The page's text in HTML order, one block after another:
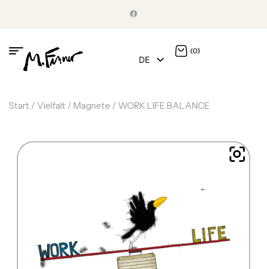
DE
(0)
Start / Vielfalt / Magnete / WORK LIFE BALANCE